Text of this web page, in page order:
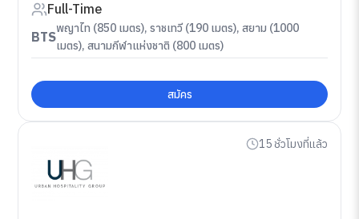
Full-Time
BTS
พญาไท (850 เมตร), ราชเทวี (190 เมตร), สยาม (1000
เมตร), สนามกีฬาแห่งชาติ (800 เมตร)
สมัคร
15 ชั่วโมงที่แล้ว